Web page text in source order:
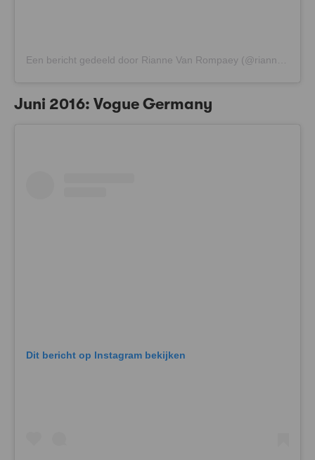
Juni 2016: Vogue Germany
Dit bericht op Instagram bekijken